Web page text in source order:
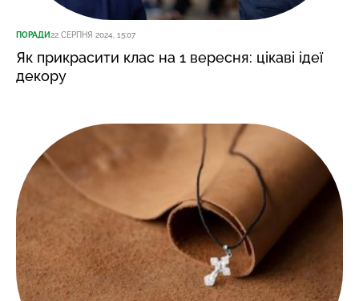
ПОРАДИ22 СЕРПНЯ 2024, 15:07
Як прикрасити клас на 1 вересня: цікаві ідеї
декору